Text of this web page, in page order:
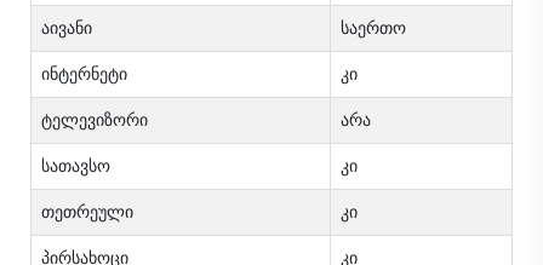
აივანი საერთო
ინტერნეტი კი
ტელევიზორი არა
სათავსო კი
თეთრეული კი
პირსახოცი კი